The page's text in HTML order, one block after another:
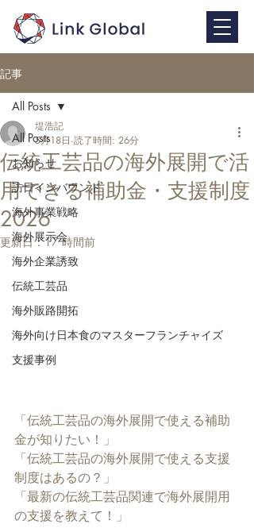
記事
All Posts
お知らせ
訪日インバウンド
海外事業戦略
海外展示会
海外企業誘致
伝統工芸品
海外販路開拓
海外向け日本食のマスターフランチャイズ
支援事例
All Posts
伝統工芸品の海外展開で活
用できる補助金・支援制度
2026
堤浩記
5月18日 読了時間: 26分
更新日：17 時間前
「伝統工芸品の海外展開で使える補助
金が知りたい！」
「伝統工芸品の海外展開で使える支援
制度はあるの？」
「最新の伝統工芸品関連で海外展開用
の支援を教えて！」